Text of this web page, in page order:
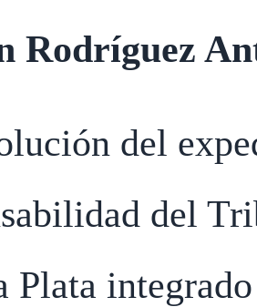
Rodríguez
del
del
Plata